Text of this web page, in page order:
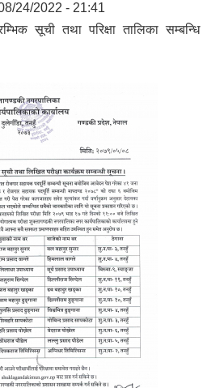
24/2022 - 21:41
सूची तथा परिक्षा तालिका सम्बन्धि